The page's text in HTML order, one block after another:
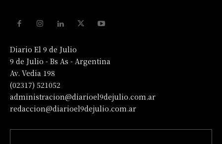
Diario El 9 de Julio
9 de Julio - Bs As - Argentina
Av. Vedia 198
(02317) 521052
administracion@diarioel9dejulio.com.ar
redaccion@diarioel9dejulio.com.ar